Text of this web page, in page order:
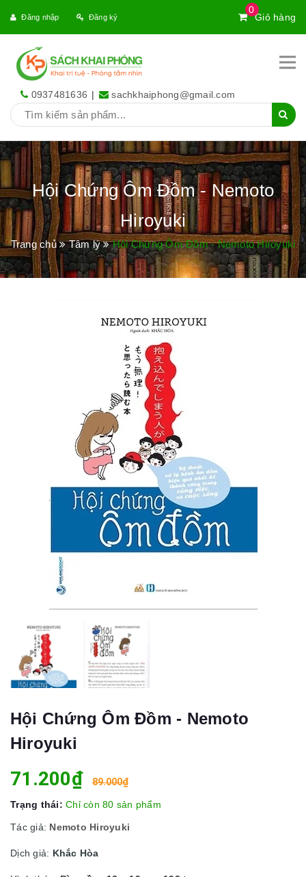
0
Giỏ hàng
Đăng nhập Đăng ký
0937481636 | sachkhaiphong@gmail.com
Hội Chứng Ôm Đồm - Nemoto
Hiroyuki
Trang chủ Tâm lý Hội Chứng Ôm Đồm - Nemoto Hiroyuki
Hội Chứng Ôm Đồm - Nemoto
Hiroyuki
71.200₫ 89.000₫
Trạng thái: Chỉ còn 80 sản phẩm
Tác giả: Nemoto Hiroyuki
Dịch giả: Khắc Hòa